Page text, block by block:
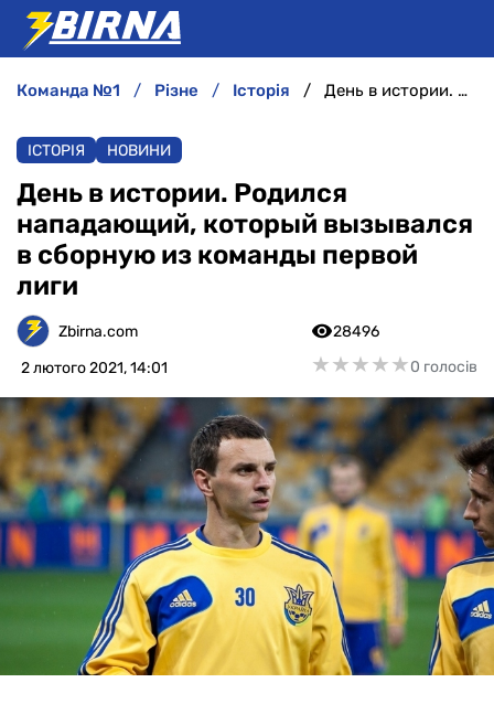
АНАЛІТИКА
ІНТЕРВ'Ю
РІЗНЕ
БУКМЕКЕРИ
команда №1 різне історія День в истории. Родился нападающий, который вызывался в сборную из команды первой лиги
ІСТОРІЯ НОВИНИ
День в истории. Родился
нападающий, который вызывался
в сборную из команды первой
лиги
Zbirna.com
2 лютого 2021, 14:01
28496
★★★★★
★★★★★0 голосів